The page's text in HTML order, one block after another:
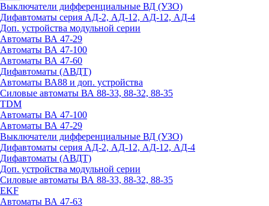
Выключатели дифференциальные ВД (УЗО)
Дифавтоматы серия АД-2, АД-12, АД-12, АД-4
Доп. устройства модульной серии
Автоматы ВА 47-29
Автоматы ВА 47-100
Автоматы ВА 47-60
Дифавтоматы (АВДТ)
Автоматы ВА88 и доп. устройства
Силовые автоматы ВА 88-33, 88-32, 88-35
TDM
Автоматы ВА 47-100
Автоматы ВА 47-29
Выключатели дифференциальные ВД (УЗО)
Дифавтоматы серия АД-2, АД-12, АД-12, АД-4
Дифавтоматы (АВДТ)
Доп. устройства модульной серии
Силовые автоматы ВА 88-33, 88-32, 88-35
EKF
Автоматы ВА 47-63